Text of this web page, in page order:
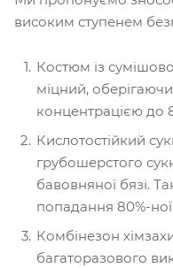
високим ступенем
Костюм із
міцний,
концентрацією до
Кислотостійкий
грубошерстого
бавовняної бязі.
попадання 80%-ної
Комбінезон
багаторазового